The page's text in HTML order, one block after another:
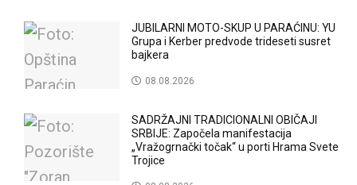
JUBILARNI MOTO-SKUP U PARAĆINU: YU
Grupa i Kerber predvode trideseti susret
bajkera
08.08.2026
SADRŽAJNI TRADICIONALNI OBIČAJI
SRBIJE: Započela manifestacija
„Vražogrnački točak“ u porti Hrama Svete
Trojice